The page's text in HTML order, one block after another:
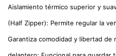
Aislamiento térmico superior y
(Half Zipper): Permite regular la
Garantiza comodidad y libertad de